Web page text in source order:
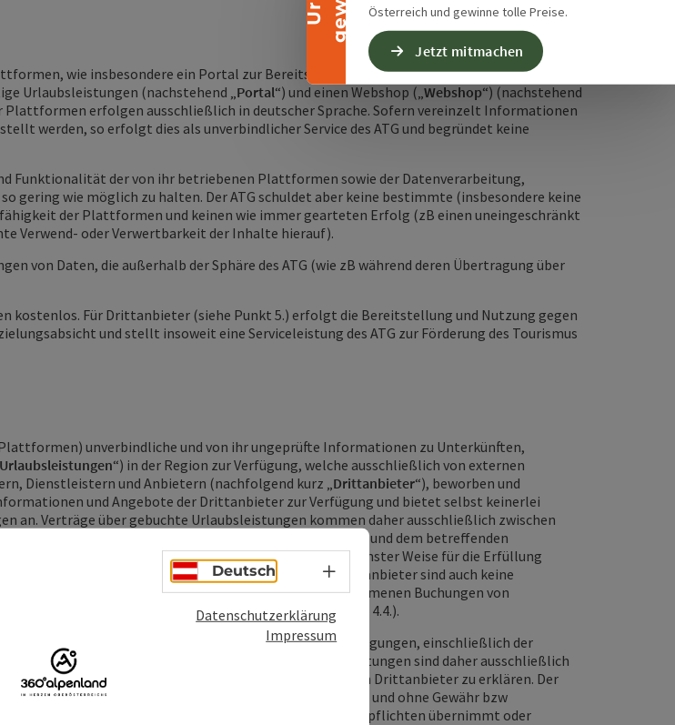
Österreich und gewinne tolle Preise.
Jetzt mitmachen
wie insbesondere ein Portal zur Bereitstellung von Informationen und
Urlaubsleistungen (nachstehend „Portal“) und einen Webshop („Webshop“) (nachstehend
Plattformen erfolgen ausschließlich in deutscher Sprache. Sofern vereinzelt Informationen
werden, so erfolgt dies als unverbindlicher Service des ATG und begründet keine
Funktionalität der von ihr betriebenen Plattformen sowie der Datenverarbeitung,
gering wie möglich zu halten. Der ATG schuldet aber keine bestimmte (insbesondere keine
der Plattformen und keinen wie immer gearteten Erfolg (zB einen uneingeschränkt
Verwend- oder Verwertbarkeit der Inhalte hierauf).
von Daten, die außerhalb der Sphäre des ATG (wie zB während deren Übertragung über
kostenlos. Für Drittanbieter (siehe Punkt 5.) erfolgt die Bereitstellung und Nutzung gegen
und stellt insoweit eine Serviceleistung des ATG zur Förderung des Tourismus
unverbindliche und von ihr ungeprüfte Informationen zu Unterkünften,
Urlaubsleistungen“) in der Region zur Verfügung, welche ausschließlich von externen
Dienstleistern und Anbietern (nachfolgend kurz „Drittanbieter“), beworben und
und Angebote der Drittanbieter zur Verfügung und bietet selbst keinerlei
an. Verträge über gebuchte Urlaubsleistungen kommen daher ausschließlich zwischen
Vertragsbeziehung ausschließlich zwischen dem Kunden und dem betreffenden
des Kunden oder des Drittanbieters und in keinster Weise für die Erfüllung
oder des Drittanbieters (mit-)verantwortlich. Die Drittanbieter sind auch keine
für die von Kunden bei den Drittanbietern vorgenommenen Buchungen von
zum Betrieb der Plattformen (siehe oben Punkt 4.4.).
ausschließlich die zwischen diesen vereinbarten Bedingungen, einschließlich der
Vertragliche Ansprüche betreffend die Urlaubsleistungen sind daher ausschließlich
und -stornierungen ausschließlich gegenüber dem Drittanbieter zu erklären. Der
und / oder (Rücktritts-) Erklärungen unverbindlich und ohne Gewähr bzw
ohne dass sie eine damit einhergehende Rechtspflichten übernimmt oder
Deutsch Sprachwahl - Menü öffnen
Datenschutzerklärung
Impressum